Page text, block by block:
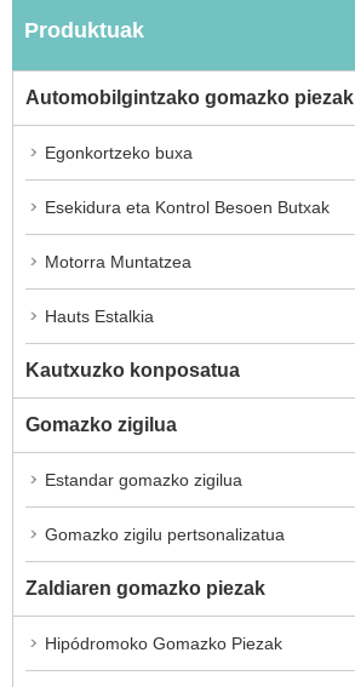
Produktuak
Automobilgintzako gomazko piezak
Egonkortzeko buxa
Esekidura eta Kontrol Besoen Butxak
Motorra Muntatzea
Hauts Estalkia
Kautxuzko konposatua
Gomazko zigilua
Estandar gomazko zigilua
Gomazko zigilu pertsonalizatua
Zaldiaren gomazko piezak
Hipódromoko Gomazko Piezak